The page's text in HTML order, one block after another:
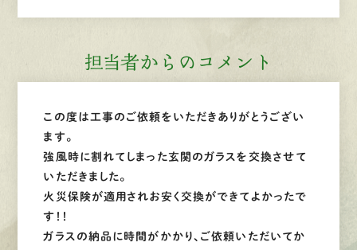
担当者からのコメント
この度は工事のご依頼をいただきありがとうござい
ます。
強風時に割れてしまった玄関のガラスを交換させて
いただきました。
火災保険が適用されお安く交換ができてよかったで
す！！
ガラスの納品に時間がかかり、ご依頼いただいてか